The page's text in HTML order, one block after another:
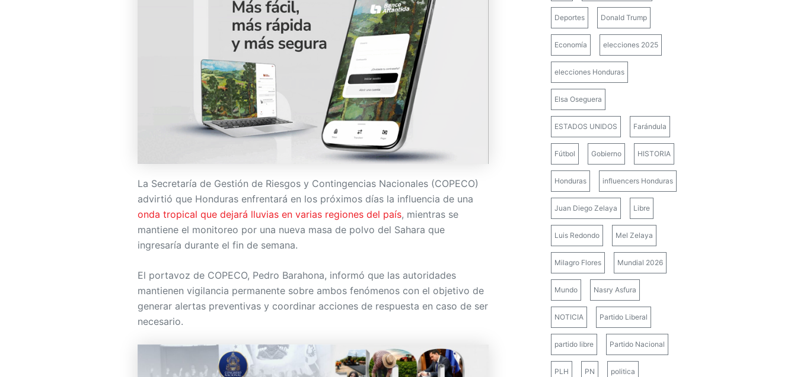
La Secretaría de Gestión de Riesgos y Contingencias Nacionales (COPECO)
advirtió que Honduras enfrentará en los próximos días la influencia de una
onda tropical que dejará lluvias en varias regiones del país, mientras se
mantiene el monitoreo por una nueva masa de polvo del Sahara que
ingresaría durante el fin de semana.
El portavoz de COPECO, Pedro Barahona, informó que las autoridades
mantienen vigilancia permanente sobre ambos fenómenos con el objetivo de
generar alertas preventivas y coordinar acciones de respuesta en caso de ser
necesario.
Deportes Donald Trump
Economía elecciones 2025
elecciones Honduras
Elsa Oseguera
ESTADOS UNIDOS Farándula
Fútbol Gobierno HISTORIA
Honduras influencers Honduras
Juan Diego Zelaya Libre
Luis Redondo Mel Zelaya
Milagro Flores Mundial 2026
Mundo Nasry Asfura
NOTICIA Partido Liberal
partido libre Partido Nacional
PLH PN politica